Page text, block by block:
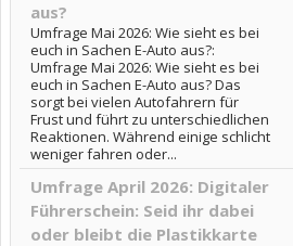
aus?
Umfrage Mai 2026: Wie sieht es bei
euch in Sachen E-Auto aus?:
Umfrage Mai 2026: Wie sieht es bei
euch in Sachen E-Auto aus? Das
sorgt bei vielen Autofahrern für
Frust und führt zu unterschiedlichen
Reaktionen. Während einige schlicht
weniger fahren oder...
Umfrage April 2026: Digitaler
Führerschein: Seid ihr dabei
oder bleibt die Plastikkarte